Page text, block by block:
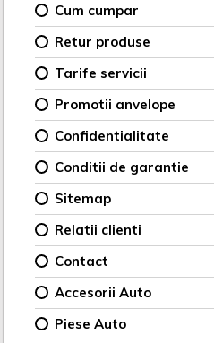
Cum cumpar
Retur produse
Tarife servicii
Promotii anvelope
Confidentialitate
Conditii de garantie
Sitemap
Relatii clienti
Contact
Accesorii Auto
Piese Auto